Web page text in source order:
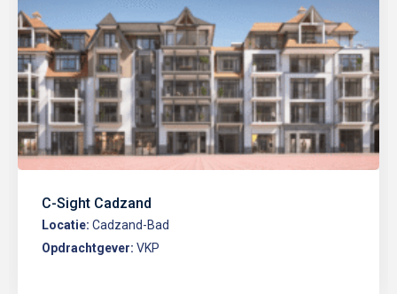
C-Sight Cadzand
Locatie: Cadzand-Bad
Opdrachtgever: VKP